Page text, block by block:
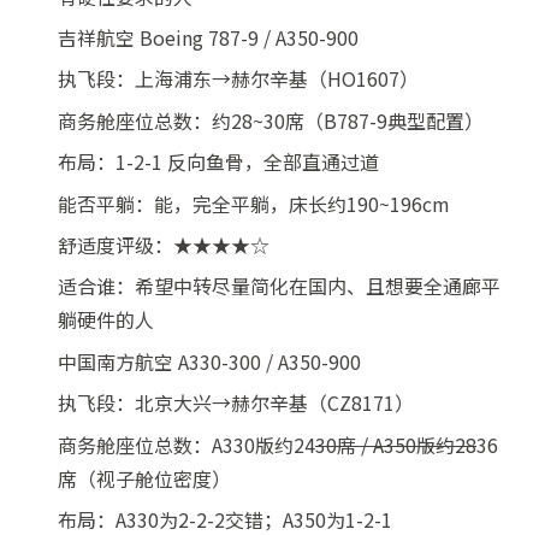
吉祥航空 Boeing 787-9 / A350-900
执飞段：上海浦东→赫尔辛基（HO1607）
商务舱座位总数：约28~30席（B787-9典型配置）
布局：1-2-1 反向鱼骨，全部直通过道
能否平躺：能，完全平躺，床长约190~196cm
舒适度评级：★★★★☆
适合谁：希望中转尽量简化在国内、且想要全通廊平
躺硬件的人
中国南方航空 A330-300 / A350-900
执飞段：北京大兴→赫尔辛基（CZ8171）
商务舱座位总数：A330版约2430席 / A350版约2836
席（视子舱位密度）
布局：A330为2-2-2交错；A350为1-2-1